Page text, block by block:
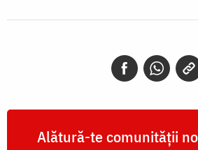
Alătură-te comunității